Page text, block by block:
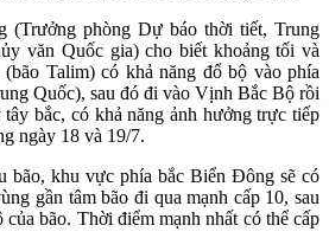
(Trưởng phòng Dự báo thời tiết, Trung
văn Quốc gia) cho biết khoảng tối và
Talim) có khả năng đổ bộ vào phía
Quốc), sau đó đi vào Vịnh Bắc Bộ rồi
bắc, có khả năng ảnh hưởng trực tiếp
ngày 18 và 19/7.
bão, khu vực phía bắc Biển Đông sẽ có
gần tâm bão đi qua mạnh cấp 10, sau
bão. Thời điểm mạnh nhất có thể cấp